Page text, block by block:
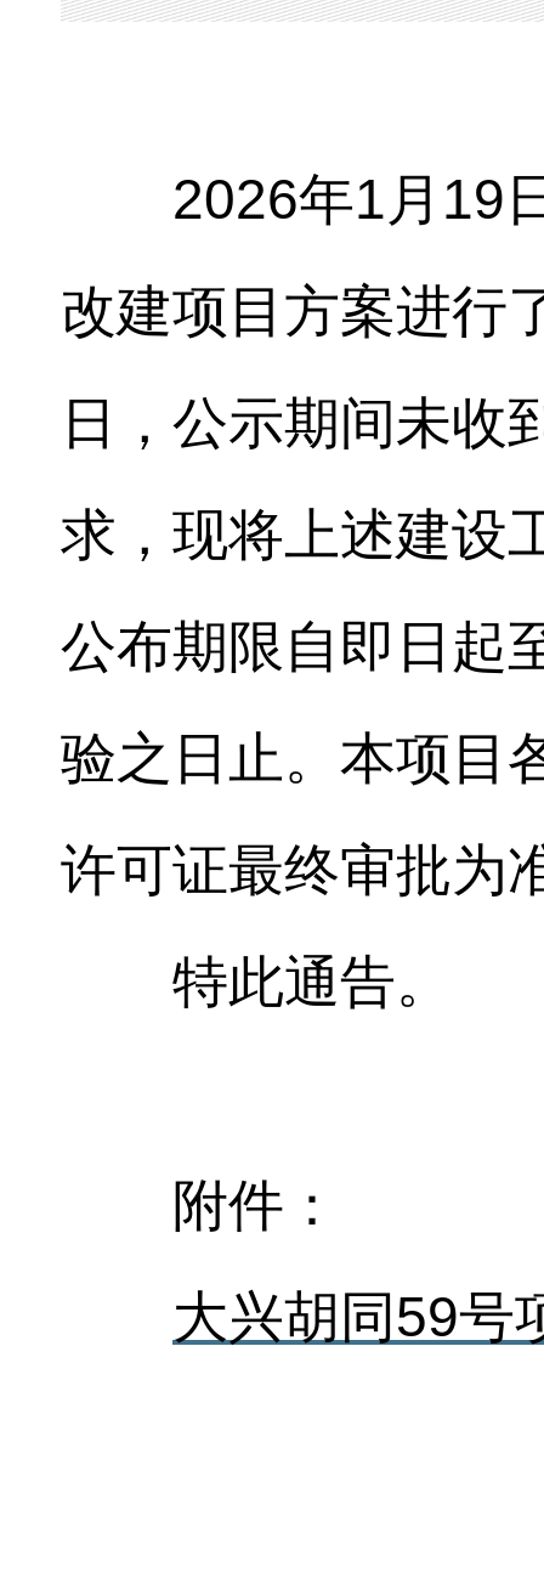
2026年1月19
改建项目方案进行
日，公示期间未收
求，现将上述建设
公布期限自即日起
验之日止。本项目
许可证最终审批为
特此通告。
附件：
大兴胡同59号